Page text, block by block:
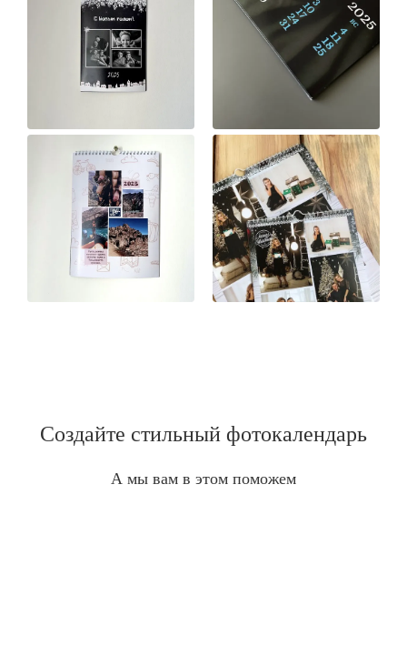
Создайте стильный фотокалендарь
А мы вам в этом поможем